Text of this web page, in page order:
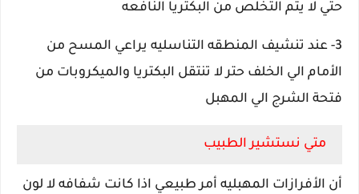
حتي لا يتم التخلص من البكتريا النافعه
3- عند تنشيف المنطقه التناسليه يراعي المسح من
الأمام الي الخلف حتر لا تنتقل البكتريا والميكروبات من
فتحة الشرج الي المهبل
متي نستشير الطبيب
أن الأفرازات المهبليه أمر طبيعي اذا كانت شفافه لا لون